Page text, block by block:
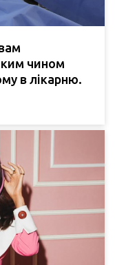
чином
в лікарню.